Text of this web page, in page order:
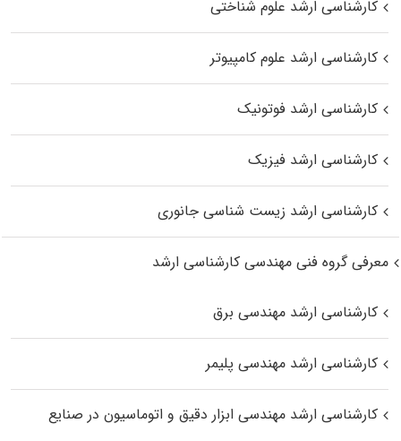
کارشناسی ارشد علوم شناختی
کارشناسی ارشد علوم کامپیوتر
کارشناسی ارشد فوتونیک
کارشناسی ارشد فیزیک
کارشناسی ارشد زیست‌ شناسی جانوری
معرفی گروه فنی مهندسی کارشناسی ارشد
کارشناسی ارشد مهندسی برق
کارشناسی ارشد مهندسی پلیمر
کارشناسی ارشد مهندسی ابزار دقیق و اتوماسیون در صنایع